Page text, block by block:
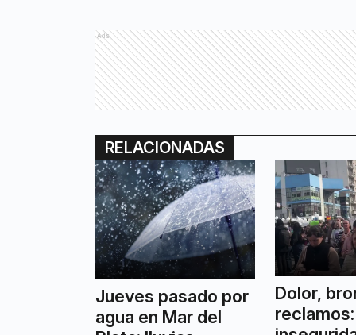
Ads
RELACIONADAS
Jueves pasado por
agua en Mar del
Dolor,